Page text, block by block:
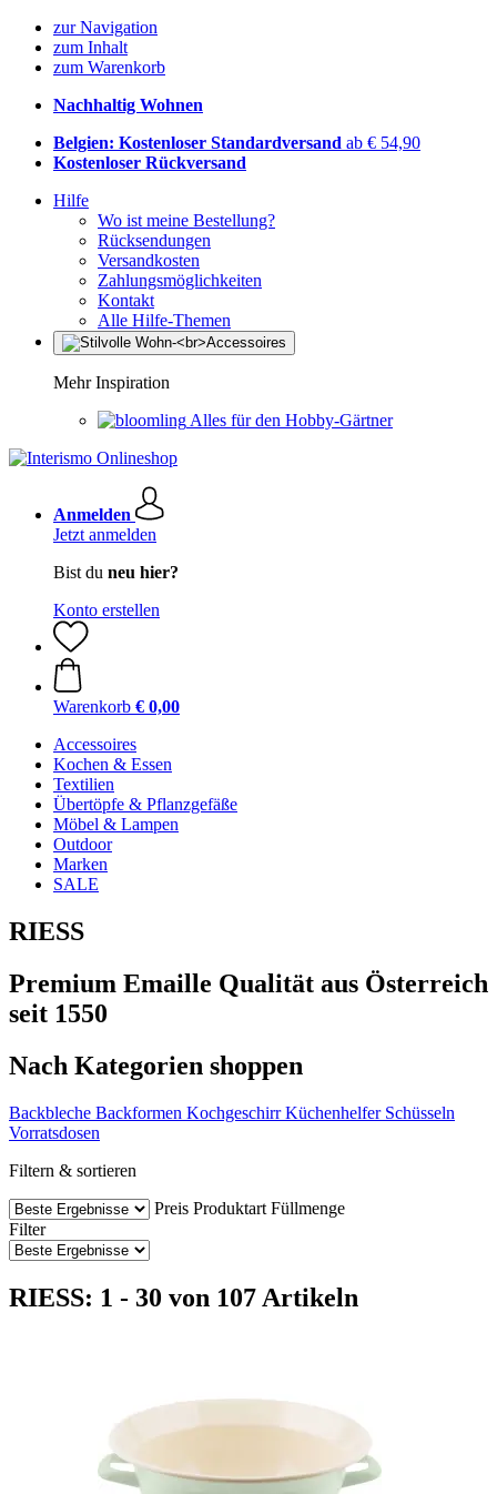
zur Navigation
zum Inhalt
zum Warenkorb
Nachhaltig Wohnen
Belgien: Kostenloser Standardversand ab € 54,90
Kostenloser Rückversand
Hilfe
Wo ist meine Bestellung?
Rücksendungen
Versandkosten
Zahlungsmöglichkeiten
Kontakt
Alle Hilfe-Themen
Mehr Inspiration
Alles für den Hobby-Gärtner
Anmelden
Jetzt anmelden
Bist du neu hier?
Konto erstellen
Warenkorb € 0,00
Accessoires
Kochen & Essen
Textilien
Übertöpfe & Pflanzgefäße
Möbel & Lampen
Outdoor
Marken
SALE
RIESS
Premium Emaille Qualität aus Österreich
seit 1550
Nach Kategorien shoppen
Backbleche Backformen Kochgeschirr Küchenhelfer Schüsseln
Vorratsdosen
Filtern & sortieren
Preis Produktart Füllmenge
Filter
RIESS: 1 - 30 von 107 Artikeln